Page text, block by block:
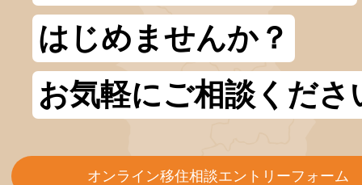
はじめませんか？
お気軽にご相談くださ
オンライン移住相談エントリーフォーム